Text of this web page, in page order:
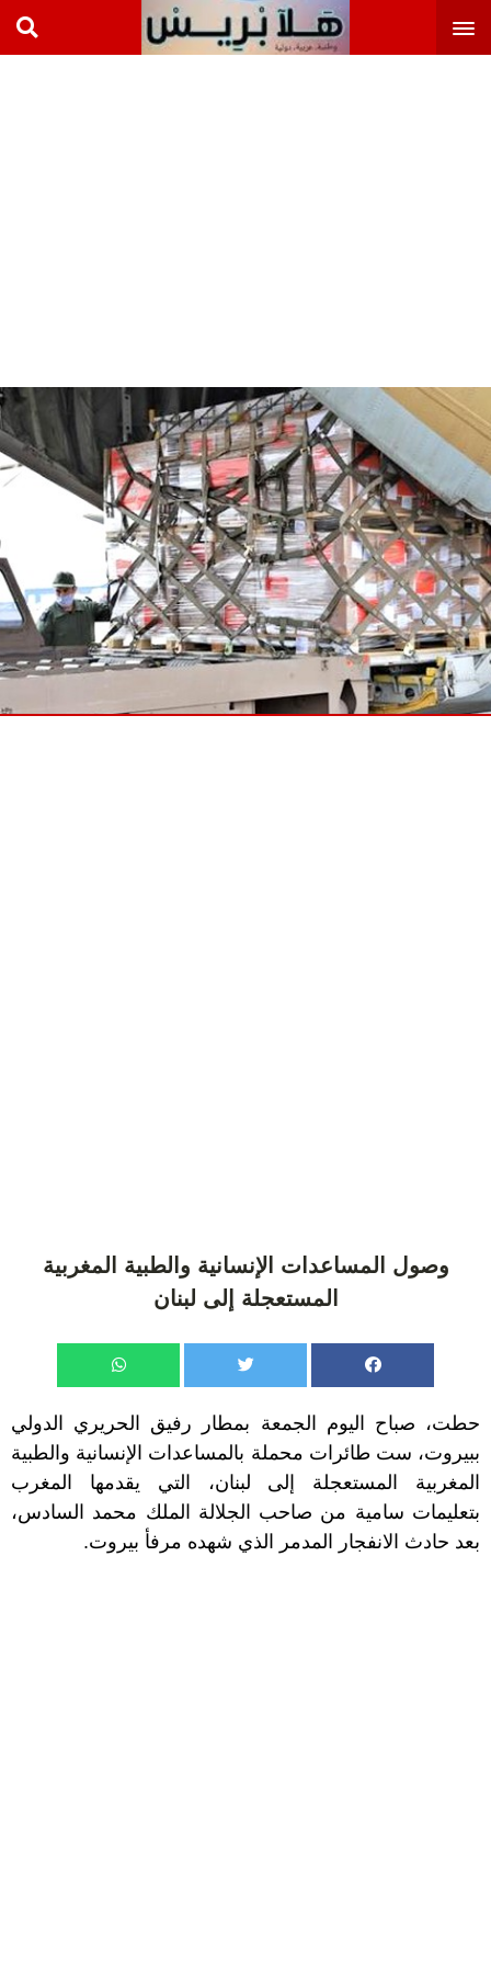
وصول المساعدات الإنسانية والطبية المغربية
المستعجلة إلى لبنان
حطت، صباح اليوم الجمعة بمطار رفيق الحريري الدولي
ببيروت، ست طائرات محملة بالمساعدات الإنسانية والطبية
المغربية المستعجلة إلى لبنان، التي يقدمها المغرب
بتعليمات سامية من صاحب الجلالة الملك محمد السادس،
بعد حادث الانفجار المدمر الذي شهده مرفأ بيروت.